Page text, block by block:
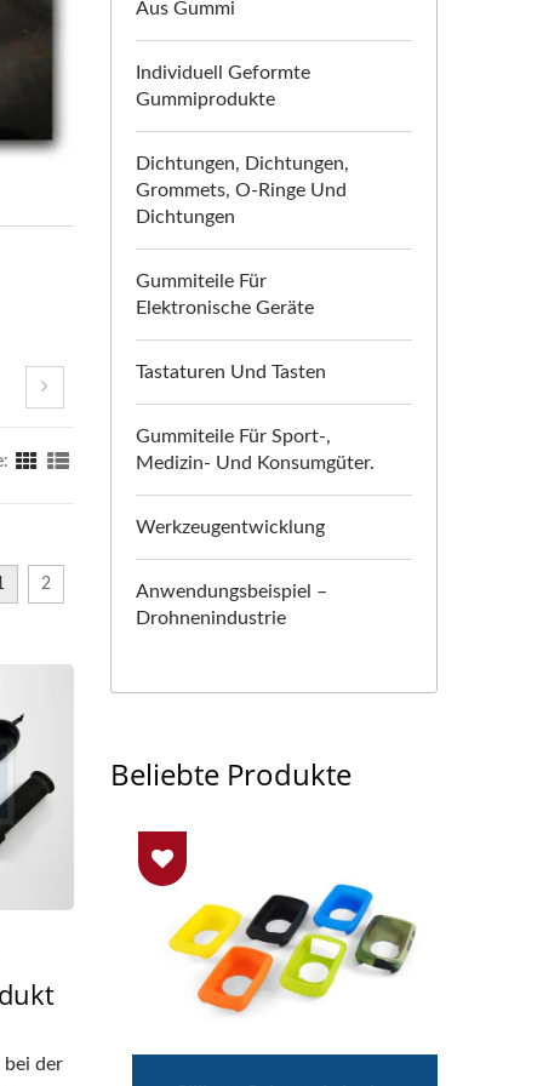
2
der
Aus Gummi
Individuell Geformte
Gummiprodukte
Dichtungen, Dichtungen,
Grommets, O-Ringe Und
Dichtungen
Gummiteile Für
Elektronische Geräte
Tastaturen Und Tasten
Gummiteile Für Sport-,
Medizin- Und Konsumgüter.
Werkzeugentwicklung
Anwendungsbeispiel –
Drohnenindustrie
Beliebte Produkte